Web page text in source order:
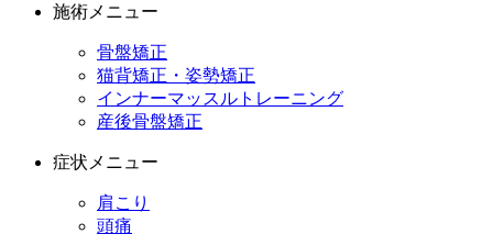
施術メニュー
骨盤矯正
猫背矯正・姿勢矯正
インナーマッスルトレーニング
産後骨盤矯正
症状メニュー
肩こり
頭痛